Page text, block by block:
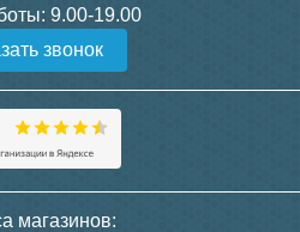
9.00-19.00
звонок
магазинов: